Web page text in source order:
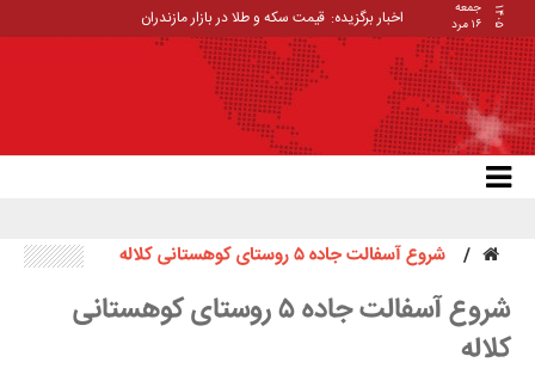
۱۴۰۵
جمعه
۱۶ مرد
اخبار برگزیده: قیمت سکه و طلا در بازار مازندران
شروع آسفالت جاده ۵ روستای کوهستانی کلاله
شروع آسفالت جاده ۵ روستای کوهستانی
کلاله